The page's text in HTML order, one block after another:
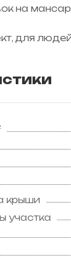
на
для
крыши
участка